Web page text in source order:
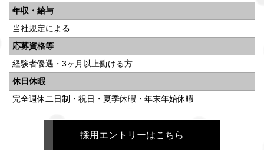
年収・給与
当社規定による
応募資格等
経験者優遇・3ヶ月以上働ける方
休日休暇
完全週休二日制・祝日・夏季休暇・年末年始休暇
採用エントリーはこちら